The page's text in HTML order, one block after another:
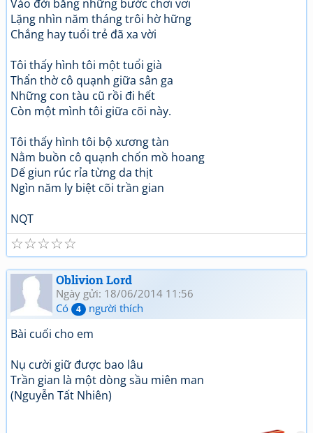
Vào đời bằng những bước chơi vơi
Lặng nhìn năm tháng trôi hờ hững
Chắng hay tuổi trẻ đã xa vời
Tôi thấy hình tôi một tuổi già
Thẩn thờ cô quạnh giữa sân ga
Những con tàu cũ rồi đi hết
Còn một mình tôi giữa cõi này.
Tôi thấy hình tôi bộ xương tàn
Nằm buồn cô quạnh chốn mồ hoang
Dế giun rúc rỉa từng da thịt
Ngìn năm ly biệt cõi trần gian
NQT
☆
☆
☆
☆
☆
Oblivion Lord
Ngày gửi: 18/06/2014 11:56
Có
4 người thích
Bài cuối cho em
Nụ cười giữ được bao lâu
Trần gian là một dòng sầu miên man
(Nguyễn Tất Nhiên)